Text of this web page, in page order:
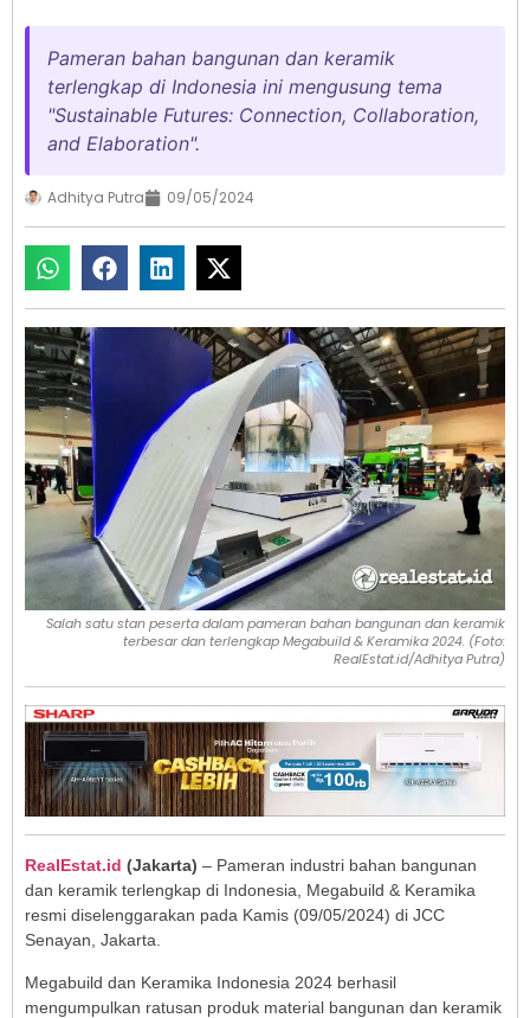
Pameran bahan bangunan dan keramik
terlengkap di Indonesia ini mengusung tema
"Sustainable Futures: Connection, Collaboration,
and Elaboration".
Adhitya Putra 09/05/2024
Salah satu stan peserta dalam pameran bahan bangunan dan keramik
terbesar dan terlengkap Megabuild & Keramika 2024. (Foto:
RealEstat.id/Adhitya Putra)
RealEstat.id (Jakarta) – Pameran industri bahan bangunan
dan keramik terlengkap di Indonesia, Megabuild & Keramika
resmi diselenggarakan pada Kamis (09/05/2024) di JCC
Senayan, Jakarta.
Megabuild dan Keramika Indonesia 2024 berhasil
mengumpulkan ratusan produk material bangunan dan keramik